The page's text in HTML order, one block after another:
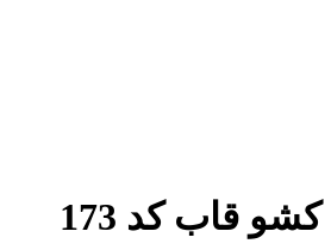
کشو قاب کد 173